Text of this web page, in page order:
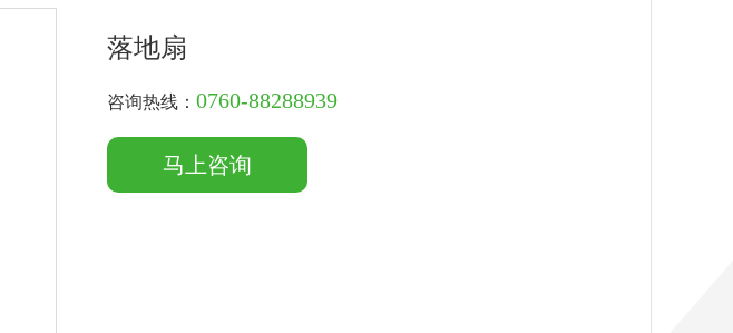
落地扇
咨询热线： 0760-88288939
马上咨询